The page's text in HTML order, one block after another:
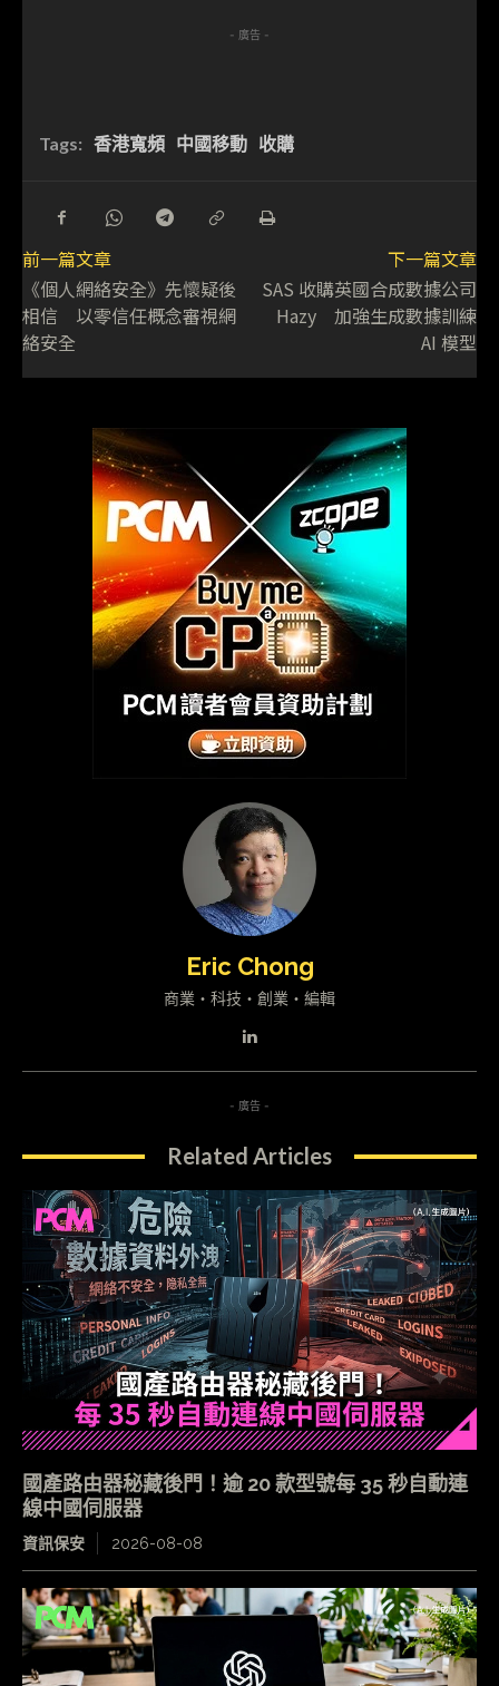
- 廣告 -
Tags: 香港寬頻 中國移動 收購
前一篇文章
《個人網絡安全》先懷疑後
相信 以零信任概念審視網
絡安全
下一篇文章
SAS 收購英國合成數據公司
Hazy 加強生成數據訓練
AI 模型
Eric Chong
商業・科技・創業・編輯
- 廣告 -
Related Articles
國產路由器秘藏後門！逾 20 款型號每 35 秒自動連
線中國伺服器
資訊保安 2026-08-08